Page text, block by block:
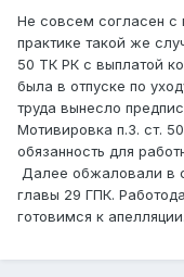
Это расторжение
предлагают
указана
это подпишет, то
выплатой этой
В противном
расторжения ТД.
Не совсем согласен с
практике такой же
50 ТК РК с выплатой
была в отпуске по
труда вынесло
Мотивировка п.3. ст.
обязанность для
Далее обжаловали в
главы 29 ГПК.
готовимся к